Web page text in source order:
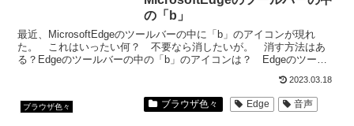
の「b」
最近、MicrosoftEdgeのツールバーの中に「b」のアイコンが現れ
た。 これはいったい何？ 不要なら消したいが。 消す方法はあ
る？Edgeのツールバーの中の「b」のアイコンは？ Edgeのツール
2023.03.18
ブラウザ色々 ブラウザ色々 Edge 音声